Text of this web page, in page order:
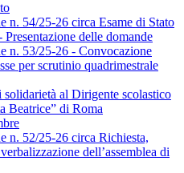
n. 54/25-26 circa Esame di Stato
delle domande
n. 53/25-26 - Convocazione
per scrutinio quadrimestrale
al Dirigente scolastico
Beatrice” di Roma
n. 52/25-26 circa Richiesta,
dell’assemblea di